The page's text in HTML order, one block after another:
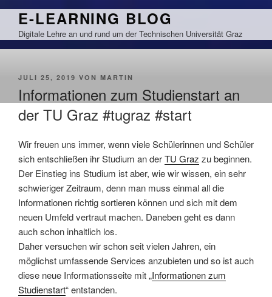
Zum
springen
E-LEARNING BLOG
Digitale Lehre an und rund um der Technischen Universität Graz
VERÖFFENTLICHT
JULI 25, 2019 VON MARTIN
Informationen zum Studienstart an
der TU Graz #tugraz #start
Wir freuen uns immer, wenn viele Schülerinnen und Schüler
sich entschließen ihr Studium an derTU Graz zu beginnen.
Der Einstieg ins Studium ist aber, wie wir wissen, ein sehr
schwieriger Zeitraum, denn man muss einmal all die
Informationen richtig sortieren können und sich mit dem
neuen Umfeld vertraut machen. Daneben geht es dann
auch schon inhaltlich los.
Daher versuchen wir schon seit vielen Jahren, ein
möglichst umfassende Services anzubieten und so ist auch
diese neue Informationsseite mit „Informationen zum
Studienstart“ entstanden.